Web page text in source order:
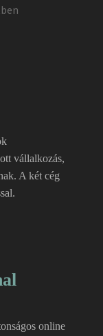
vállalkozás,
A két cég
online